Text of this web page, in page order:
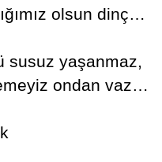
olsun dinç…
susuz yaşanmaz,
ondan vaz…